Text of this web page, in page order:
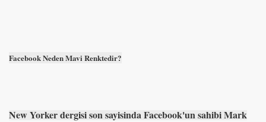
Facebook Neden Mavi Renktedir?
New Yorker dergisi son sayisinda Facebook'un sahibi Mark